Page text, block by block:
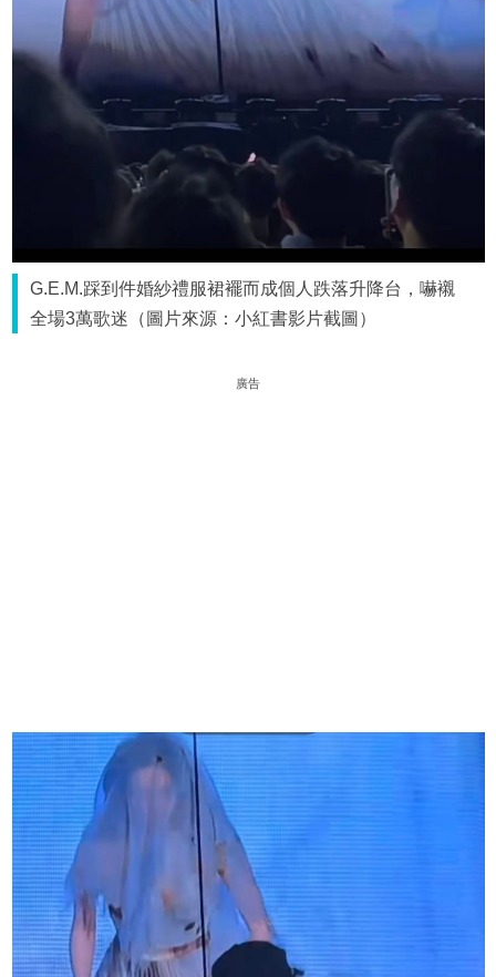
G.E.M.踩到件婚紗禮服裙襬而成個人跌落升降台，嚇襯
全場3萬歌迷（圖片來源：小紅書影片截圖）
廣告